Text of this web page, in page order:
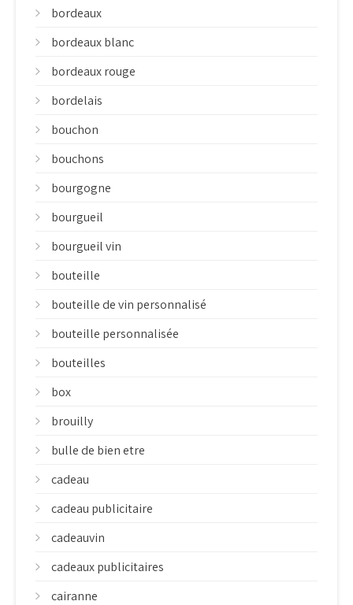
bordeaux
bordeaux blanc
bordeaux rouge
bordelais
bouchon
bouchons
bourgogne
bourgueil
bourgueil vin
bouteille
bouteille de vin personnalisé
bouteille personnalisée
bouteilles
box
brouilly
bulle de bien etre
cadeau
cadeau publicitaire
cadeauvin
cadeaux publicitaires
cairanne